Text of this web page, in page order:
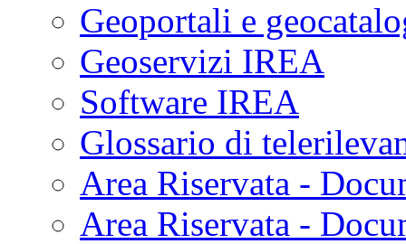
Geoportali e
Geoservizi IREA
Software IREA
Glossario di
Area Riservata -
Area Riservata -